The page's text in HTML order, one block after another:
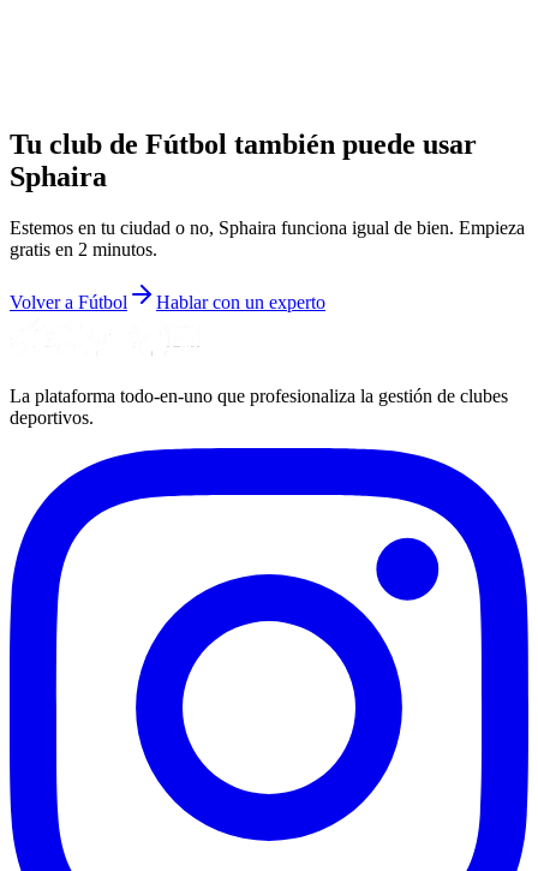
Tu club de Fútbol también puede usar
Sphaira
Estemos en tu ciudad o no, Sphaira funciona igual de bien. Empieza
gratis en 2 minutos.
Volver a Fútbol Hablar con un experto
La plataforma todo-en-uno que profesionaliza la gestión de clubes
deportivos.